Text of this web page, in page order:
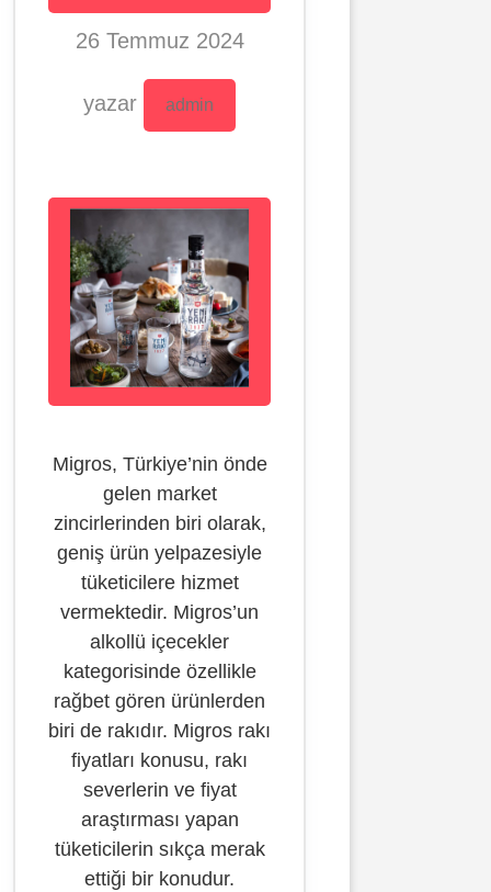
26 Temmuz 2024
yazar admin
Migros, Türkiye’nin önde
gelen market
zincirlerinden biri olarak,
geniş ürün yelpazesiyle
tüketicilere hizmet
vermektedir. Migros’un
alkollü içecekler
kategorisinde özellikle
rağbet gören ürünlerden
biri de rakıdır. Migros rakı
fiyatları konusu, rakı
severlerin ve fiyat
araştırması yapan
tüketicilerin sıkça merak
ettiği bir konudur.